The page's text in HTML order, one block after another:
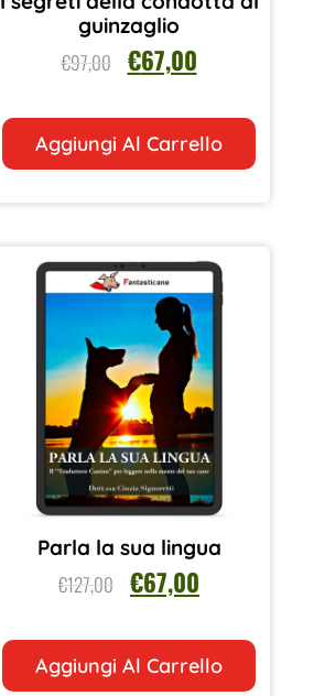
guinzaglio
€97,00 €67,00
Aggiungi Al Carrello
Parla la sua lingua
€127,00 €67,00
Aggiungi Al Carrello